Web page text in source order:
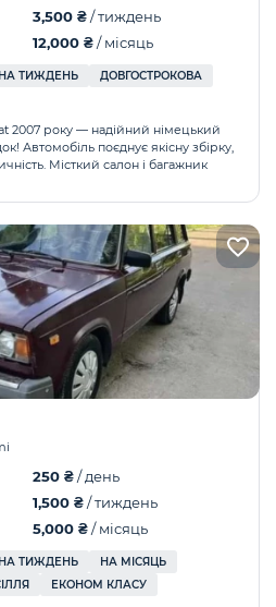
3,500 ₴/ тиждень
12,000 ₴/ місяць
НА ТИЖДЕНЬ
ДОВГОСТРОКОВА
2007 року — надійний німецький
Автомобіль поєднує якісну збірку,
Місткий салон і багажник
250 ₴/ день
1,500 ₴/ тиждень
5,000 ₴/ місяць
НА ТИЖДЕНЬ
НА МІСЯЦЬ
ЕКОНОМ КЛАСУ